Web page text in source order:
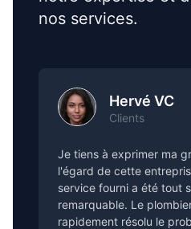
nos services.
Hervé VC
Clients
Je tiens à exprimer ma
l'égard de cette
service fourni a été tout
remarquable. Le
rapidement résolu le